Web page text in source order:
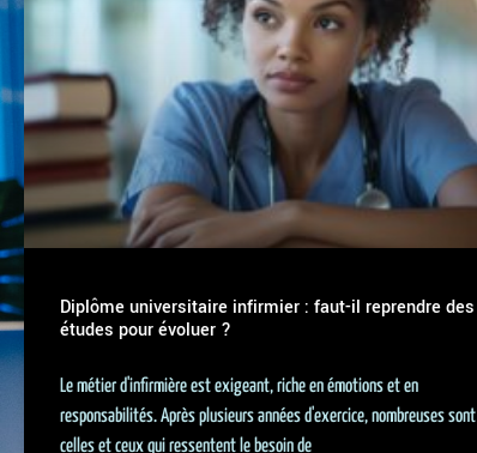
Diplôme universitaire infirmier : faut-il reprendre des
études pour évoluer ?
Le métier d'infirmière est exigeant, riche en émotions et en
responsabilités. Après plusieurs années d'exercice, nombreuses sont
celles et ceux qui ressentent le besoin de